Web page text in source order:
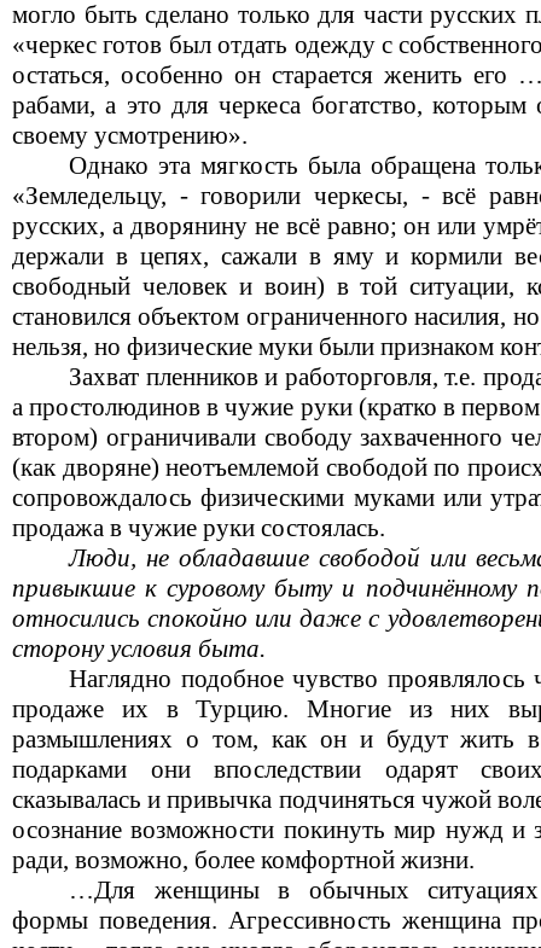
могло быть сделано только для части русских
«черкес готов был отдать одежду с
остаться, особенно он старается женить его
рабами, а это для черкеса богатство,
своему усмотрению».
Однако эта мягкость была обращена
«Земледельцу, - говорили черкесы, - всё
русских, а дворянину не всё равно; он или
держали в цепях, сажали в яму и кормили
свободный человек и воин) в той ситуации,
становился объектом ограниченного насилия,
нельзя, но физические муки были признаком
Захват пленников и работорговля, т.е.
а простолюдинов в чужие руки (кратко в
втором) ограничивали свободу захваченного
(как дворяне) неотъемлемой свободой по
сопровождалось физическими муками или
продажа в чужие руки состоялась.
Люди, не обладавшие свободой или
привыкшие к суровому быту и подчинённому
относились спокойно или даже с
сторону условия быта.
Наглядно подобное чувство
продаже их в Турцию. Многие из них
размышлениях о том, как он и будут жить
подарками они впоследствии одарят
сказывалась и привычка подчиняться чужой
осознание возможности покинуть мир нужд и
ради, возможно, более комфортной жизни.
…Для женщины в обычных ситуациях
формы поведения. Агрессивность женщина